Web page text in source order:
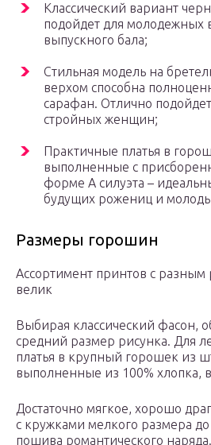
Классический вариант
подойдет для молодежных
выпускного бала;
Стильная модель на
верхом способна
сарафан. Отлично
стройных женщин;
Практичные платья в
выполненные с
форме А силуэта –
будущих рожениц и
Размеры горошин
Ассортимент принтов с
велик
Выбирая классический фасон,
средний размер рисунка. Для
платья в крупный горошек из
выполненные из 100% хлопка,
Достаточно мягкое, хорошо
с кружками мелкого размера
пошива романтического